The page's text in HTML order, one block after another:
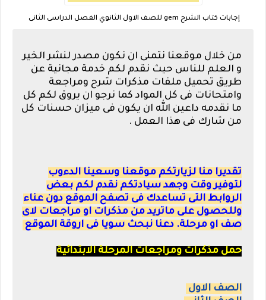
إجابات كتاب الشرح gem للصف الاول الثانوي الفصل الدراسى الثانى
من خلال موقعنا نتمنى ان نكون مصدر لنشر الخير
و العلم للناس حيث نقدم لكم خدمة مجانية عن
طريق تحميل ملفات مذكرات شرح ومراجعة
وامتحانات فى كل المواد كما نرجو ان يروق لكم كل
ما نقدمه داعين الله ان يكون فى ميزان حسنات كل
من شارك فى هذا العمل .
تقديرا منا لزيارتكم موقعنا وسعينا الدءوب
لتوفير وقت وجهد سيادتكم نقدم لكم بعض
الروابط التى تساعدك فى تصفح الموقع دون عناء
وللحصول على ماتريد من مذكرات او مراجعات لاى
صف او مرحلة. دعنا نبحث سويا فى اروقة الموقع
حمل مذكرات ومراجعات المرحلة الابتدائية
الصف الاول